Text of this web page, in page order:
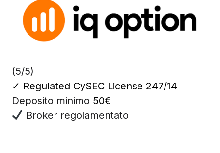
(5/5)
✓ Regulated CySEC License 247/14
Deposito minimo 50€
Broker regolamentato